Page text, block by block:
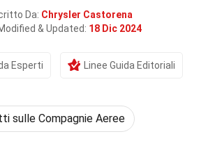
Da: Chrysler Castorena
& Updated: 18 Dic 2024
Esperti Linee Guida Editoriali
sulle Compagnie Aeree